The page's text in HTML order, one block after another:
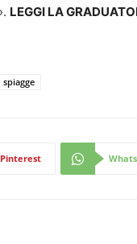
LEGGI LA
spiagge
Pinterest